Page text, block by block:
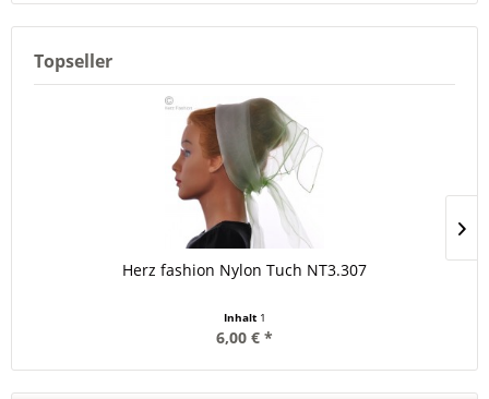
Topseller
Herz fashion Nylon Tuch NT3.307
Inhalt 1
6,00 € *